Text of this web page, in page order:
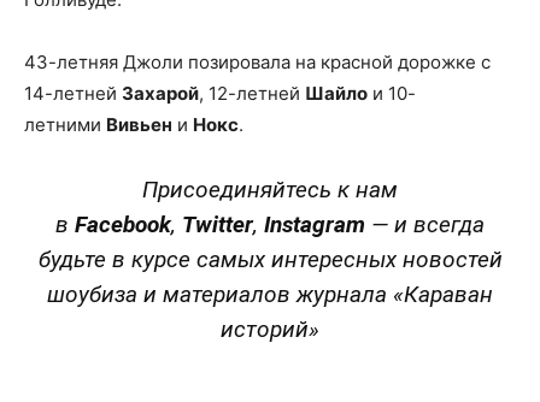
43-летняя Джоли позировала на красной дорожке с
14-летней Захарой, 12-летней Шайло и 10-
летними Вивьен и Нокс.
Присоединяйтесь к нам
в Facebook, Twitter, Instagram — и всегда
будьте в курсе самых интересных новостей
шоубиза и материалов журнала «Караван
историй»